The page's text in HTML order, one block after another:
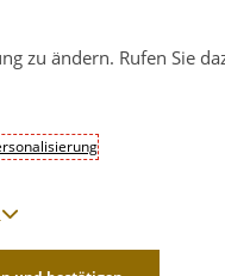
Zink
30,79 EUR
zu ändern. Rufen Sie